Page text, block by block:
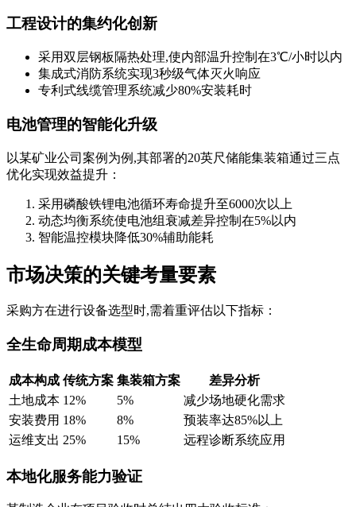
工程设计的集约化创新
采用双层钢板隔热处理,使内部温升控制在3℃/小时以内
集成式消防系统实现3秒级气体灭火响应
专利式线缆管理系统减少80%安装耗时
电池管理的智能化升级
以某矿业公司案例为例,其部署的20英尺储能集装箱通过三点
优化实现效益提升：
采用磷酸铁锂电池循环寿命提升至6000次以上
动态均衡系统使电池组衰减差异控制在5%以内
智能温控模块降低30%辅助能耗
市场决策的关键考量要素
采购方在进行设备选型时,需着重评估以下指标：
全生命周期成本模型
成本构成 传统方案 集装箱方案
差异分析
土地成本 12% 5%
减少场地硬化需求
安装费用 18% 8%
预装率达85%以上
运维支出 25% 15% 远程诊断系统应用
本地化服务能力验证